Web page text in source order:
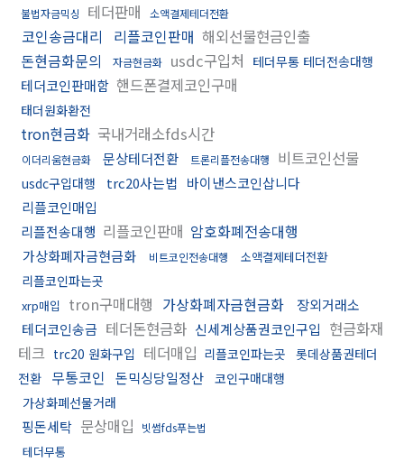
불법자금믹싱 테더판매 소액결제테더전환
코인송금대리 리플코인판매 해외선물현금인출
돈현금화문의
자금현금화 usdc구입처 테더무통 테더전송대행
테더코인판매함 핸드폰결제코인구매
태더원화환전
tron현금화 국내거래소fds시간
이더리움현금화 문상테더전환 트론리플전송대행 비트코인선물
usdc구입대행 trc20사는법 바이낸스코인삽니다
리플코인매입
리플전송대행 리플코인판매 암호화폐전송대행
가상화폐자금현금화 비트코인전송대행 소액결제테더전환
리플코인파는곳
xrp매입 tron구매대행 가상화폐자금현금화
장외거래소
테더코인송금 테더돈현금화 신세계상품권코인구입 현금화재
테크 trc20 원화구입 테더매입 리플코인파는곳 롯데상품권테더
전환 무통코인 돈믹싱당일정산 코인구매대행
가상화폐선물거래
핑돈세탁 문상매입 빗썸fds푸는법
테더무통